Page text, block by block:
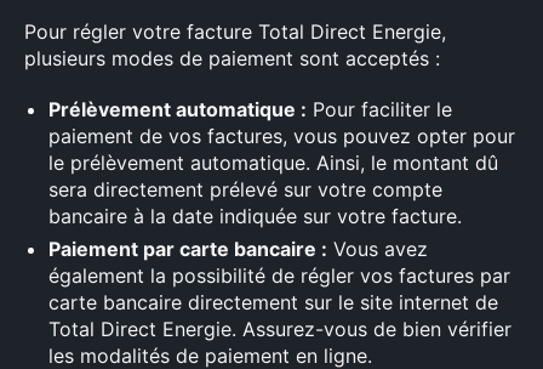
Pour régler votre facture Total Direct Energie,
plusieurs modes de paiement sont acceptés :
Prélèvement automatique : Pour faciliter le
paiement de vos factures, vous pouvez opter pour
le prélèvement automatique. Ainsi, le montant dû
sera directement prélevé sur votre compte
bancaire à la date indiquée sur votre facture.
Paiement par carte bancaire : Vous avez
également la possibilité de régler vos factures par
carte bancaire directement sur le site internet de
Total Direct Energie. Assurez-vous de bien vérifier
les modalités de paiement en ligne.